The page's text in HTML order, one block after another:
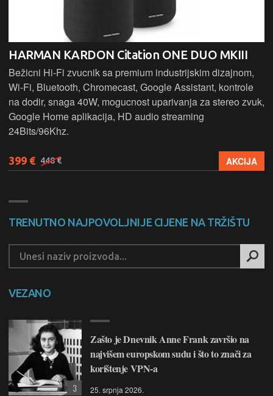
HARMAN KARDON Citation ONE DUO MKIII
Bežicni Hi-Fi zvucnik sa premium industrijskim dizajnom,
Wi-Fi, Bluetooth, Chromecast, Google Assistant, kontrole
na dodir, snaga 40W, mogucnost uparivanja za stereo zvuk,
Google Home aplikacija, HD audio streaming
24Bits/96Khz.
399 € 448 € AKCIJA
TRENUTNO NAJPOVOLJNIJE CIJENE NA TRŽIŠTU
VEZANO
Zašto je Dnevnik Anne Frank završio na
najvišem europskom sudu i što to znači za
korištenje VPN-a
25. srpnja 2026.
3